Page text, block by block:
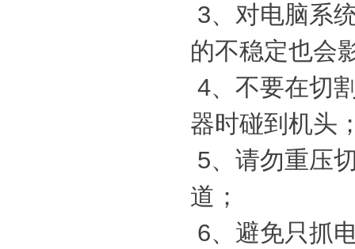
3、对电脑系
的不稳定也会
4、不要在切
器时碰到机头
5、请勿重压
道；
6、避免只抓